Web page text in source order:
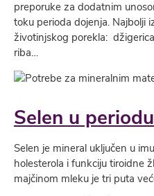
preporuke za dodatnim
toku perioda dojenja. Najbolji
životinjskog porekla:
riba…
Selen u
Selen je mineral uključen u
holesterola i funkciju tiroidne
majčinom mleku je tri puta